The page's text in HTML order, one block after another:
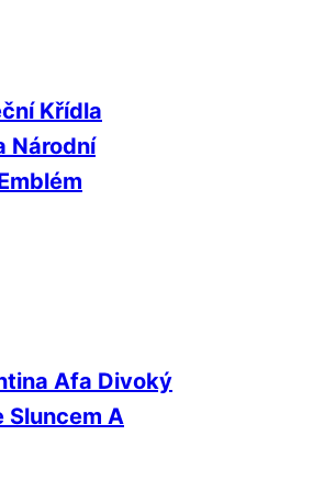
Křídla
Národní
Afa Divoký
Sluncem A